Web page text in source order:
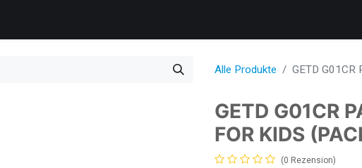
Alle Produkte GETD G01CR
GETD G01CR
FOR KIDS
(0 Rezension)